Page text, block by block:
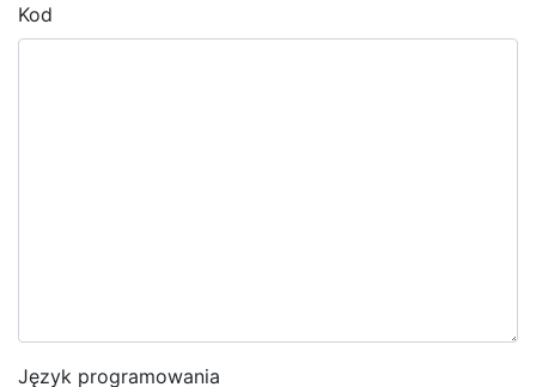
Kod
Język programowania